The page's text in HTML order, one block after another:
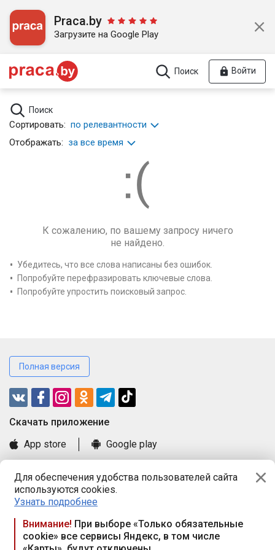
Для обеспечения удобства пользователей сайта
используются cookies.
Узнать подробнее
Внимание! При выборе «Только обязательные
cookie» все сервисы Яндекс, в том числе
Praca.by
Загрузите на Google Play
Поиск Войти
Поиск
Сортировать: по релевантности
Отображать: за все время
К сожалению, по вашему запросу ничего
не найдено.
Убедитесь, что все слова написаны без ошибок.
Попробуйте перефразировать ключевые слова.
Попробуйте упростить поисковый запрос.
Полная версия
Cкачать приложение
App store
Google play
Книга замечаний и предложений
Правила и документы
Praca.by © 2000—2026, ООО «ПРАЦА БАЙ»
Республика Беларусь, 220114, г. Минск, пр-т Независимости
117а, пом. № 9.